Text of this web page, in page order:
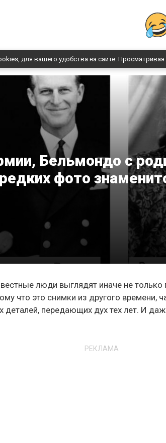
для вашего удобства на сайте.
Бельмондо с
редких фото
люди выглядят иначе не
что это снимки из другого времени,
деталей, передающих дух тех лет. И
РЕКЛАМА